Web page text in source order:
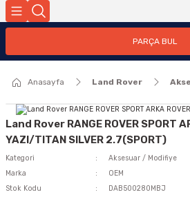
PARÇA BUL
Anasayfa Land Rover
Land Rover RANGE ROVER SPORT
YAZI/TITAN SILVER 2.7(SPORT)
Kategori
Aksesuar / Modifiye
Marka
OEM
Stok Kodu
DAB500280MBJ